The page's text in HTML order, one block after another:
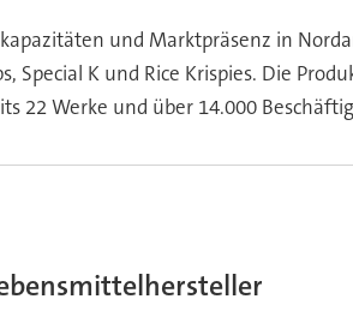
und Marktpräsenz in
K und Rice Krispies. Die
22 Werke und über 14.000